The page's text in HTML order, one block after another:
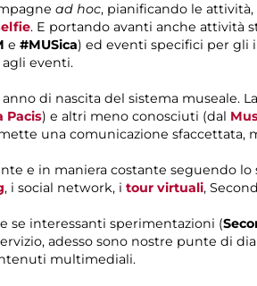
ad hoc, pianificando le
. E portando avanti anche attività
e #MUSica) ed eventi specifici per gli
eventi.
di nascita del sistema museale.
Pacis) e altri meno conosciuti (dal
una comunicazione sfaccettata,
e in maniera costante seguendo
, i social network, i tour virtuali,
se interessanti sperimentazioni (
adesso sono nostre punte di
multimediali.